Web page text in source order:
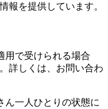
報を提供しています。
用で受けられる場合
詳しくは、お問い合わ
ん一人ひとりの状態に